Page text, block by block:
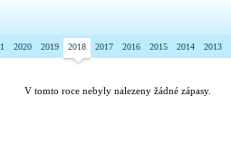
2020 2019 2018 2017 2016 2015 2014 2013
V tomto roce nebyly nalezeny žádné zápasy.